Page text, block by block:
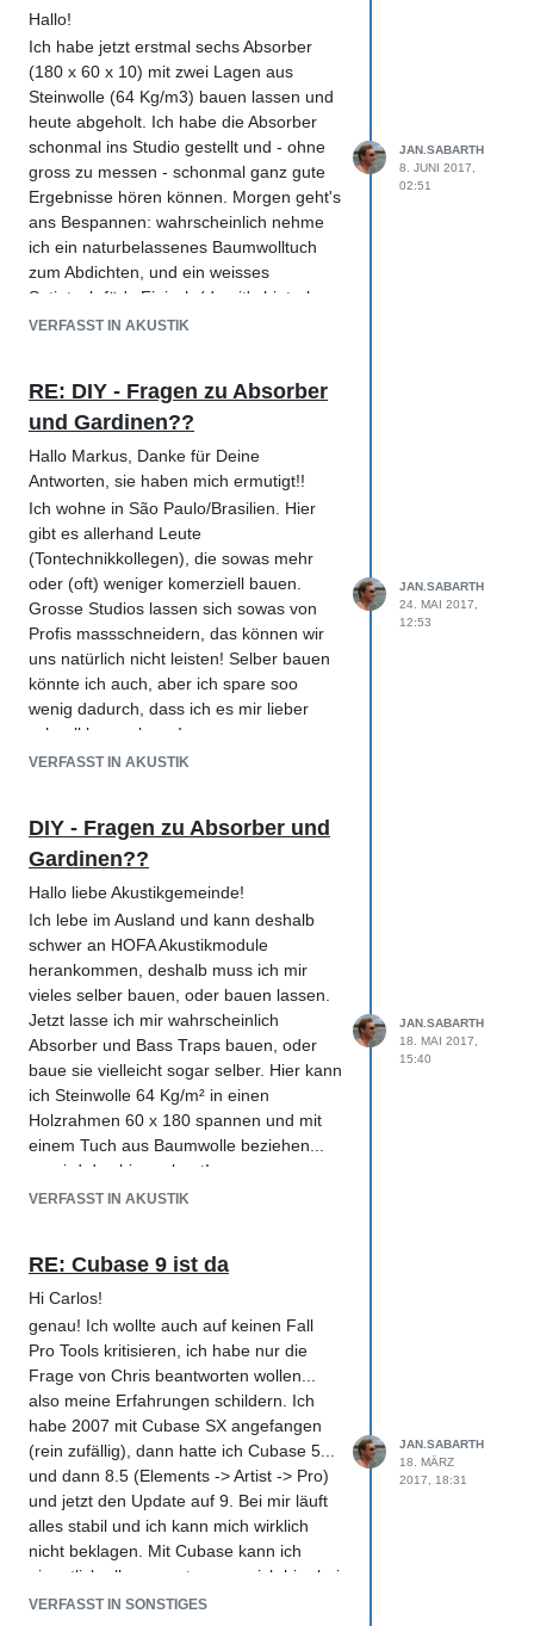
benutzen... anderes Thema...
Jetzt finde ich den Klang dieses Klavieres
etwas 'hart', weil (ist das der Grund??) es
etwa eine handbreit von einer verputzten
Wand steht. Ich habe zwei grosse Stücke
Filzboden (1,4 x 3 m). Wenn ich diese
falte und hinter das Klavier und Wand
lege... ob der Klang dann etwas
sanfter/weicher wird?? Ich hab's
ausprobiert und fand eigentlich schon,
aber "Einbildung" ist ja bekanntlich ein
ernstzunehmender Effekt... was sagt Ihr
Hallo!
Ich habe jetzt erstmal sechs Absorber
(180 x 60 x 10) mit zwei Lagen aus
Steinwolle (64 Kg/m3) bauen lassen und
heute abgeholt. Ich habe die Absorber
schonmal ins Studio gestellt und - ohne
gross zu messen - schonmal ganz gute
Ergebnisse hören können. Morgen geht's
ans Bespannen: wahrscheinlich nehme
ich ein naturbelassenes Baumwolltuch
zum Abdichten, und ein weisses
Satintuch für's Finisch (damit's hinterher
schön leuchtet wenn's angestrahlt wird!).
ausgelegt (hier nennt es sich "Inylbra" -
voll billig!!) und glücklicherweise noch
einen Teppich (afrikanischer Webteppich
aus Wolle - relativ dünn) für's Finisch
aber noch einen kleineren Absorber ( 7
cm) für unter's Fenster und einen für die
Decke (auch nur 7 cm). Ich stell' später
In 'wärmeren' Klimazonen führen
Baumärkte übrigens nicht so leicht Glass-
oder Steinwolle... gibt's zwar, man muss
aber ziemlich spezielle Zulieferer
Rohmaterial heranzukommen!! Aber wer
sucht, der findet!!
VERFASST IN AKUSTIK
JAN.SABARTH
8. JUNI 2017,
02:51
RE: DIY - Fragen zu Absorber
und Gardinen??
Hallo Markus, Danke für Deine
Antworten, sie haben mich ermutigt!!
Ich wohne in São Paulo/Brasilien. Hier
gibt es allerhand Leute
(Tontechnikkollegen), die sowas mehr
oder (oft) weniger komerziell bauen.
Grosse Studios lassen sich sowas von
Profis massschneidern, das können wir
uns natürlich nicht leisten! Selber bauen
könnte ich auch, aber ich spare soo
wenig dadurch, dass ich es mir lieber
schnell bauen lasse!
Ich werde mir jetzt ein paar Absorber und
aufstellen kann. Und mit Vorhängen kann
man ja leicht experimentieren!!
Grüsse Jan
VERFASST IN AKUSTIK
JAN.SABARTH
24. MAI 2017,
12:53
DIY - Fragen zu Absorber und
Gardinen??
Hallo liebe Akustikgemeinde!
Ich lebe im Ausland und kann deshalb
schwer an HOFA Akustikmodule
herankommen, deshalb muss ich mir
vieles selber bauen, oder bauen lassen.
Jetzt lasse ich mir wahrscheinlich
Absorber und Bass Traps bauen, oder
baue sie vielleicht sogar selber. Hier kann
ich Steinwolle 64 Kg/m² in einen
Holzrahmen 60 x 180 spannen und mit
einem Tuch aus Baumwolle beziehen...
so wird das hier gebaut!
Fragen:
sollte man noch schwerere Steinwolle
nehmen? (Die müsste man sich extra
bestellen!!)
2.) Dicke: 7 oder 10 cm -> reicht 7 cm
oder sollte man besser 10 cm nehmen?
Ich glaube ich nehme 10 cm, aber wenn
7 reicht würde ich mit 7 cm arbeiten?
3.) Kann man die Absorber hinterher mit
einem leichten Finisch bespannen ohne
Einbussen an die Frequenzabsoption
einzugehen? Da ich die Wände weiss
gestrichen habe, würde ich gerne die
weissem Satin (sehr leichter relativ
VERFASST IN AKUSTIK
JAN.SABARTH
18. MAI 2017,
15:40
RE: Cubase 9 ist da
Hi Carlos!
genau! Ich wollte auch auf keinen Fall
Pro Tools kritisieren, ich habe nur die
Frage von Chris beantworten wollen...
also meine Erfahrungen schildern. Ich
habe 2007 mit Cubase SX angefangen
(rein zufällig), dann hatte ich Cubase 5...
und dann 8.5 (Elements -> Artist -> Pro)
und jetzt den Update auf 9. Bei mir läuft
alles stabil und ich kann mich wirklich
nicht beklagen. Mit Cubase kann ich
eigentlich alles umsetzen was ich hier bei
HOFA so lerne, und das geht ziemlich
VERFASST IN SONSTIGES
JAN.SABARTH
18. MÄRZ
2017, 18:31